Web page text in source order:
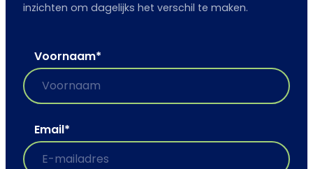
inzichten om dagelijks het verschil te maken.
Voornaam*
Email*